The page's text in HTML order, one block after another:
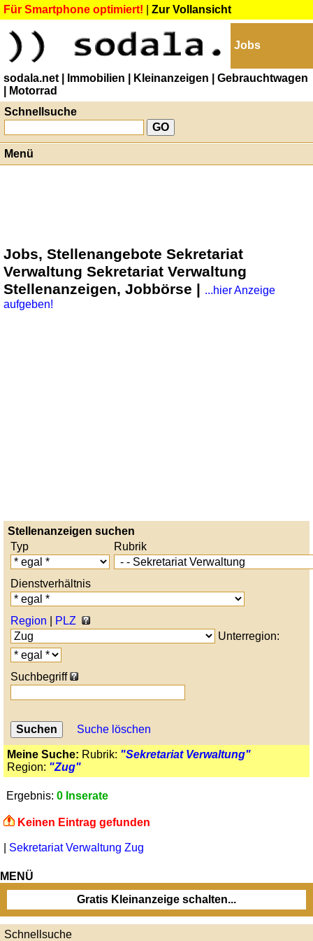
Für Smartphone optimiert! Zur Vollansicht
Jobs
sodala.net | Immobilien | Kleinanzeigen
| Gebrauchtwagen
| Motorrad
Schnellsuche
Menü
Jobs, Stellenangebote Sekretariat
Verwaltung Sekretariat Verwaltung
Stellenanzeigen, Jobbörse | ...hier Anzeige
aufgeben!
Stellenanzeigen suchen
Typ
Rubrik
Dienstverhältnis
Region
PLZ
Unterregion:
Suchbegriff
Suche löschen
Meine Suche: Rubrik: "Sekretariat Verwaltung"
Region: "Zug"
Ergebnis: 0 Inserate
Keinen Eintrag gefunden
Sekretariat Verwaltung Zug
MENÜ
Gratis Kleinanzeige schalten...
Schnellsuche